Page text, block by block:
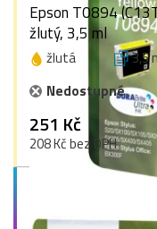
Epson T0894
žlutý, 3,5 ml
žlutá 3,5
Nedostupné
251 Kč
208 Kč bez DPH